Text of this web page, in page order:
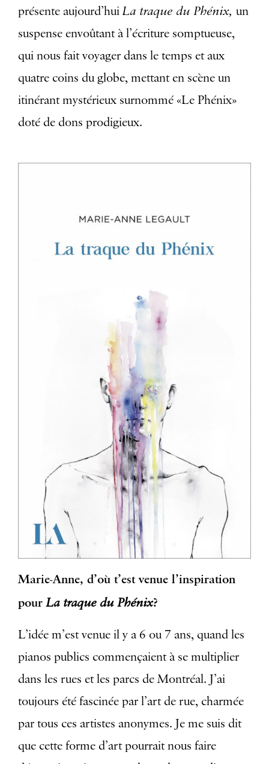
présente aujourd’huiLa traque du Phénix, un
suspense envoûtant à l’écriture somptueuse,
qui nous fait voyager dans le temps et aux
quatre coins du globe, mettant en scène un
itinérant mystérieux surnommé «Le Phénix»
doté de dons prodigieux.
Marie-Anne, d’où t’est venue l’inspiration
pourLa traque du Phénix?
L’idée m’est venue il y a 6 ou 7 ans, quand les
pianos publics commençaient à se multiplier
dans les rues et les parcs de Montréal. J’ai
toujours été fascinée par l’art de rue, charmée
par tous ces artistes anonymes. Je me suis dit
que cette forme d’art pourrait nous faire